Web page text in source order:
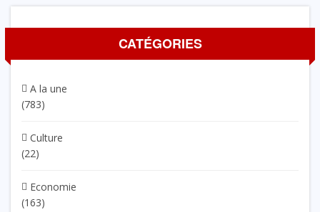
CATÉGORIES
A la une
(783)
Culture
(22)
Economie
(163)